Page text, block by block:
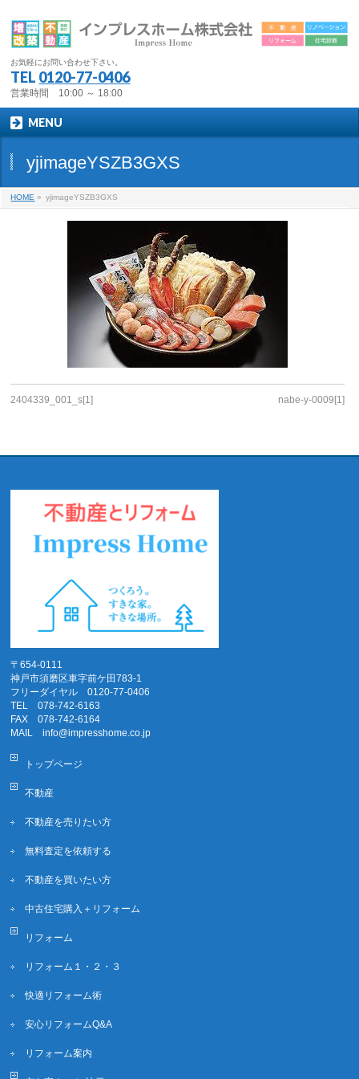
お気軽にお問い合わせ下さい。
TEL 0120-77-0406
営業時間 10:00 ～ 18:00
MENU
yjimageYSZB3GXS
HOME » yjimageYSZB3GXS
2404339_001_s[1] nabe-y-0009[1]
〒654-0111
神戸市須磨区車字前ケ田783-1
フリーダイヤル 0120-77-0406
TEL 078-742-6163
FAX 078-742-6164
MAIL info@impresshome.co.jp
トップページ
不動産
不動産を売りたい方
無料査定を依頼する
不動産を買いたい方
中古住宅購入＋リフォーム
リフォーム
リフォーム１・２・３
快適リフォーム術
安心リフォームQ&A
リフォーム案内